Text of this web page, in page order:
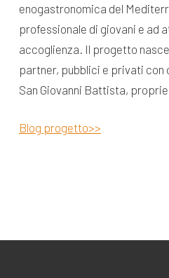
enogastronomica del
professionale di giovani e ad
accoglienza. Il progetto
partner, pubblici e privati con
San Giovanni Battista,
Blog progetto>>